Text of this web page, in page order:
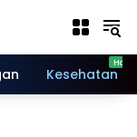
Kesehatan